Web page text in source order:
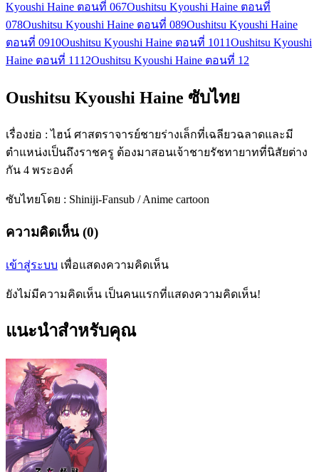
Kyoushi Haine ตอนที่ 067Oushitsu Kyoushi Haine ตอนที่
078Oushitsu Kyoushi Haine ตอนที่ 089Oushitsu Kyoushi Haine
ตอนที่ 0910Oushitsu Kyoushi Haine ตอนที่ 1011Oushitsu Kyoushi
Haine ตอนที่ 11 12Oushitsu Kyoushi Haine ตอนที่ 12
Oushitsu Kyoushi Haine ซับไทย
เรื่องย่อ : ไฮน์ ศาสตราจารย์ชายร่างเล็กที่เฉลียวฉลาดและมี
ตำแหน่งเป็นถึงราชครู ต้องมาสอนเจ้าชายรัชทายาทที่นิสัยต่าง
กัน 4 พระองค์
ซับไทยโดย : Shiniji-Fansub / Anime cartoon
ความคิดเห็น (0)
เข้าสู่ระบบ เพื่อแสดงความคิดเห็น
ยังไม่มีความคิดเห็น เป็นคนแรกที่แสดงความคิดเห็น!
แนะนำสำหรับคุณ